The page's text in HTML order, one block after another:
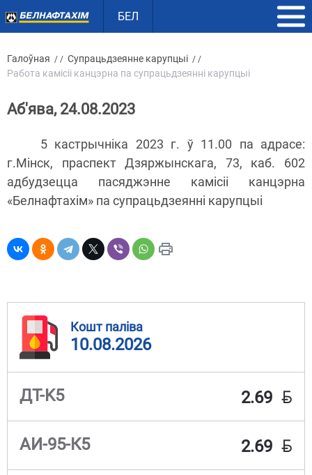
БЕЛ
Галоўная / / Супрацьдзеянне карупцыі / /
Работа камісіі канцэрна па супрацьдзеянні карупцыі
Аб'ява, 24.08.2023
5 кастрычнiка 2023 г. ў 11.00 па адрасе:
г.Мінск, праспект Дзяржынскага, 73, каб. 602
адбудзецца пасяджэнне камісіі канцэрна
«Белнафтахім» па супрацьдзеянні карупцыі
Кошт паліва
10.08.2026
ДТ-K5 2.69 BYN
АИ-95-К5 2.69 BYN